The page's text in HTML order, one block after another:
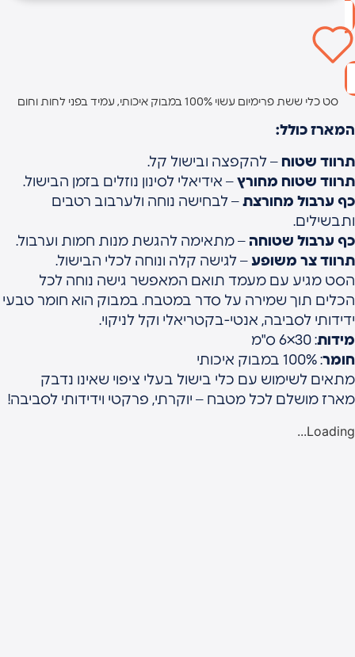
סט כלי ששת פרימיום עשוי 100% במבוק איכותי, עמיד בפני לחות וחום
המארז כולל:
תרווד שטוח – להקפצה ובישול קל.
תרווד שטוח מחורץ– אידיאלי לסינון נוזלים בזמן הבישול.
כף ערבול מחורצת– לבחישה נוחה ולערבוב רטבים
ותבשילים.
כף ערבול שטוחה – מתאימה להגשת מנות חמות וערבול.
תרווד צר משופע – לגישה קלה ונוחה לכלי הבישול.
הסט מגיע עם מעמד תואם המאפשר גישה נוחה לכל
הכלים תוך שמירה על סדר במטבח. במבוק הוא חומר טבעי
ידידותי לסביבה, אנטי-בקטריאלי וקל לניקוי.
מידות: 30×6 ס"מ
חומר: 100% במבוק איכותי
מתאים לשימוש עם כלי בישול בעלי ציפוי שאינו נדבק
מארז מושלם לכל מטבח – יוקרתי, פרקטי וידידותי לסביבה!
Loading...